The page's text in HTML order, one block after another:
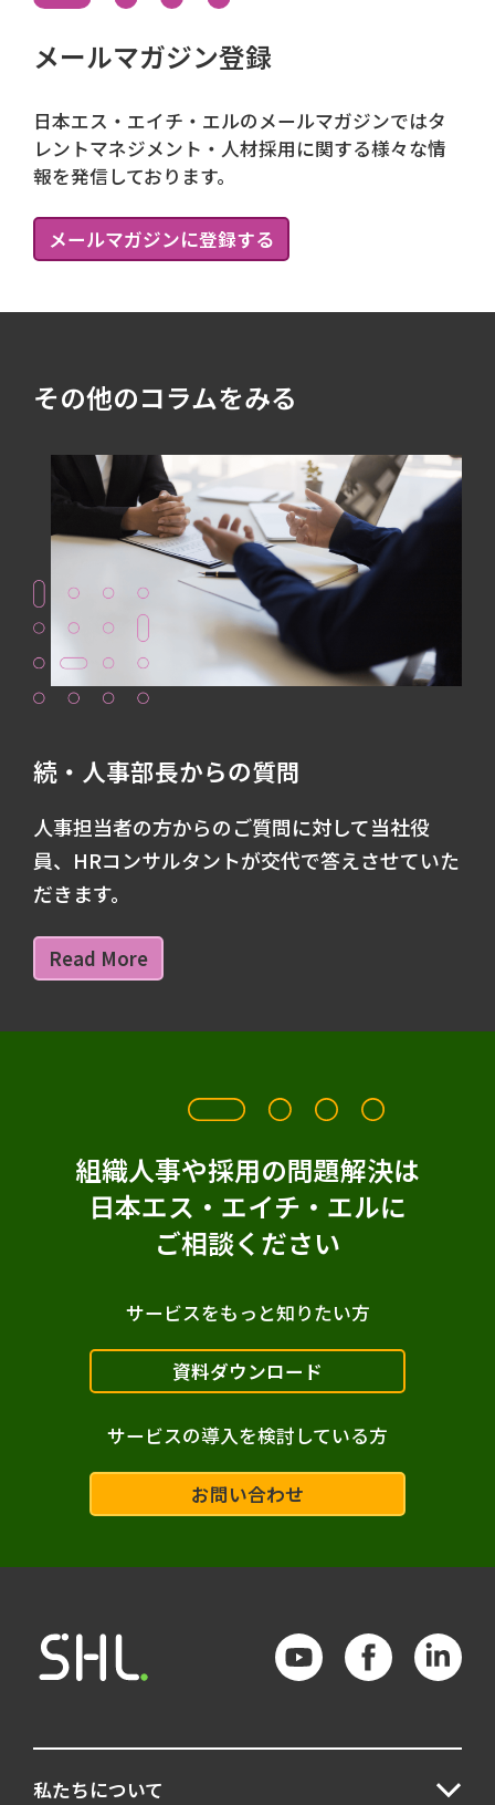
メールマガジン登録
日本エス・エイチ・エルのメールマガジンではタ
レントマネジメント・人材採用に関する様々な情
報を発信しております。
メールマガジンに登録する
その他のコラムをみる
続・人事部長からの質問
人事担当者の方からのご質問に対して当社役
員、HRコンサルタントが交代で答えさせていた
だきます。
Read More
組織人事や採用の問題解決は
日本エス・エイチ・エルに
ご相談ください
サービスをもっと知りたい方
資料ダウンロード
サービスの導入を検討している方
お問い合わせ
私たちについて